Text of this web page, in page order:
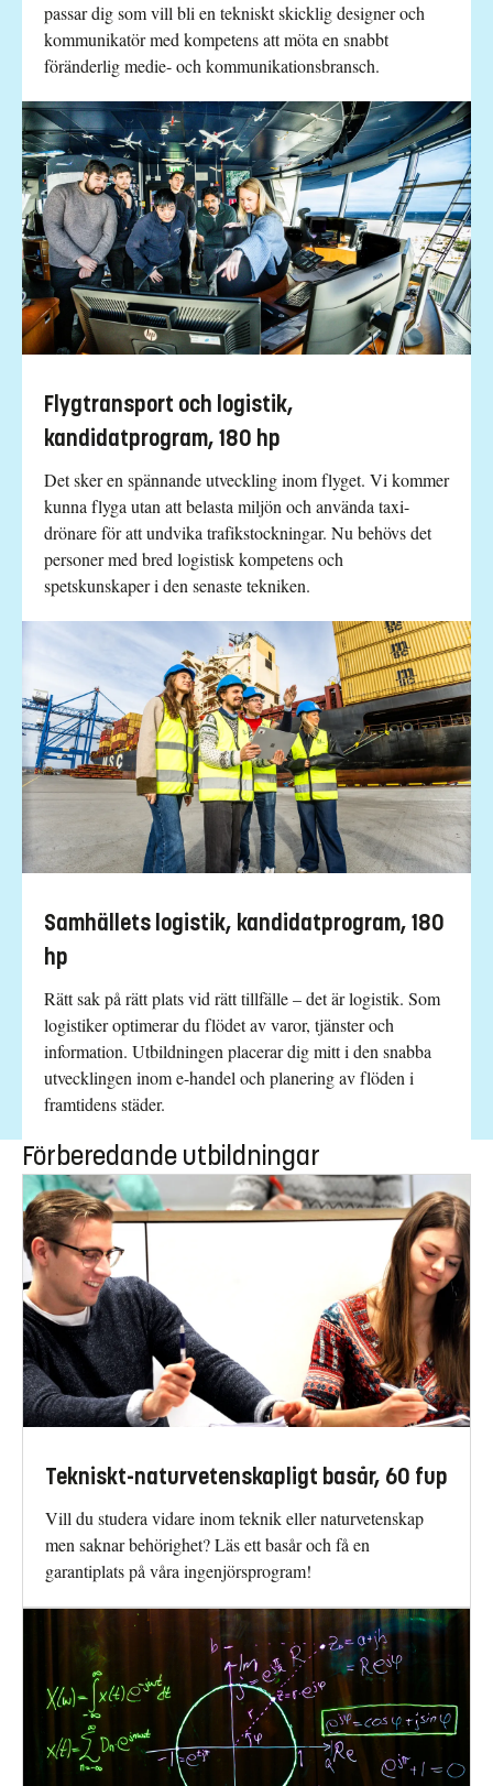
passar dig som vill bli en tekniskt skicklig designer och
kommunikatör med kompetens att möta en snabbt
föränderlig medie- och kommunikationsbransch.
Flygtransport och logistik,
kandidatprogram, 180 hp
Det sker en spännande utveckling inom flyget. Vi kommer
kunna flyga utan att belasta miljön och använda taxi-
drönare för att undvika trafikstockningar. Nu behövs det
personer med bred logistisk kompetens och
spetskunskaper i den senaste tekniken.
Samhällets logistik, kandidatprogram, 180
hp
Rätt sak på rätt plats vid rätt tillfälle – det är logistik. Som
logistiker optimerar du flödet av varor, tjänster och
information. Utbildningen placerar dig mitt i den snabba
utvecklingen inom e-handel och planering av flöden i
framtidens städer.
Förberedande utbildningar
Tekniskt-naturvetenskapligt basår, 60 fup
Vill du studera vidare inom teknik eller naturvetenskap
men saknar behörighet? Läs ett basår och få en
garantiplats på våra ingenjörsprogram!